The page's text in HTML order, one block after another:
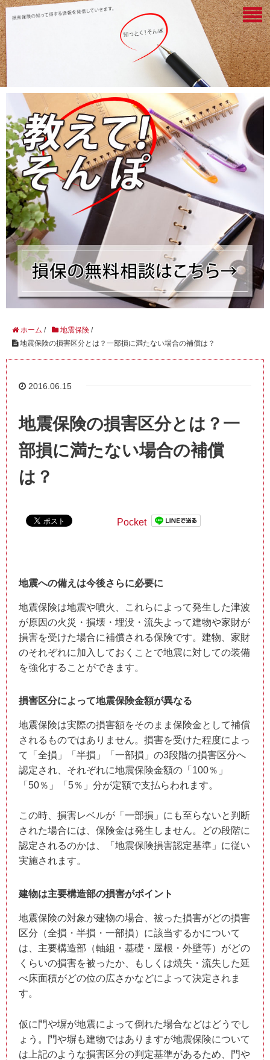
ホーム / 地震保険 /
地震保険の損害区分とは？一部損に満たない場合の補償は？
2016.06.15
地震保険の損害区分とは？一
部損に満たない場合の補償
は？
Pocket
地震への備えは今後さらに必要に
地震保険は地震や噴火、これらによって発生した津波
が原因の火災・損壊・埋没・流失よって建物や家財が
損害を受けた場合に補償される保険です。建物、家財
のそれぞれに加入しておくことで地震に対しての装備
を強化することができます。
損害区分によって地震保険金額が異なる
地震保険は実際の損害額をそのまま保険金として補償
されるものではありません。損害を受けた程度によっ
て「全損」「半損」「一部損」の3段階の損害区分へ
認定され、それぞれに地震保険金額の「100％」
「50％」「5％」分が定額で支払らわれます。
この時、損害レベルが「一部損」にも至らないと判断
された場合には、保険金は発生しません。どの段階に
認定されるのかは、「地震保険損害認定基準」に従い
実施されます。
建物は主要構造部の損害がポイント
地震保険の対象が建物の場合、被った損害がどの損害
区分（全損・半損・一部損）に該当するかについて
は、主要構造部（軸組・基礎・屋根・外壁等）がどの
くらいの損害を被ったか、もしくは焼失・流失した延
べ床面積がどの位の広さかなどによって決定されま
す。
仮に門や塀が地震によって倒れた場合などはどうでし
ょう。門や塀も建物ではありますが地震保険について
は上記のような損害区分の判定基準があるため、門や